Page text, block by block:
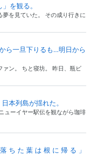
を観る。
を見ていた。 その成り行きに
ら一旦下りるも…明日から
ン。 ちと寝坊。 昨日、瓶ビ
本列島が揺れた。
ューイヤー駅伝を観ながら珈琲
ち た 葉 は 根 に 帰 る 」